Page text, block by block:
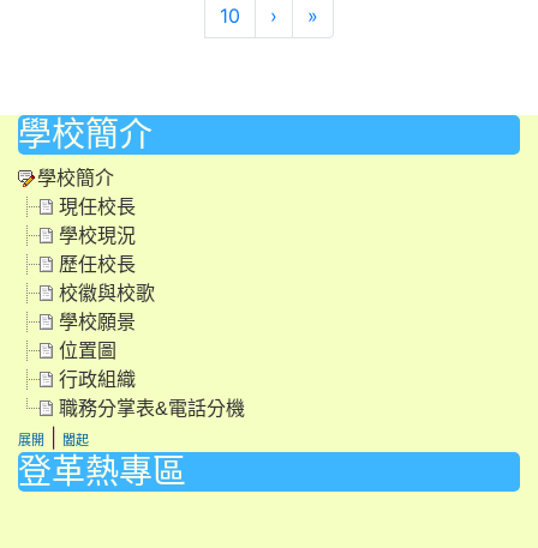
10
›下一頁
»最後頁
學校簡介
學校簡介
現任校長
學校現況
歷任校長
校徽與校歌
學校願景
位置圖
行政組織
職務分掌表&電話分機
展開 闔起
登革熱專區